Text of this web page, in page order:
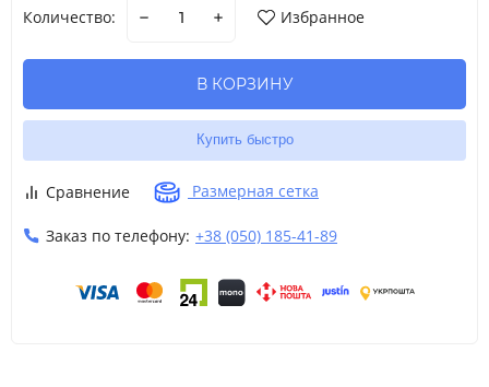
Количество: Избранное
В КОРЗИНУ
Купить быстро
Сравнение Размерная сетка
Заказ по телефону: +38 (050) 185-41-89